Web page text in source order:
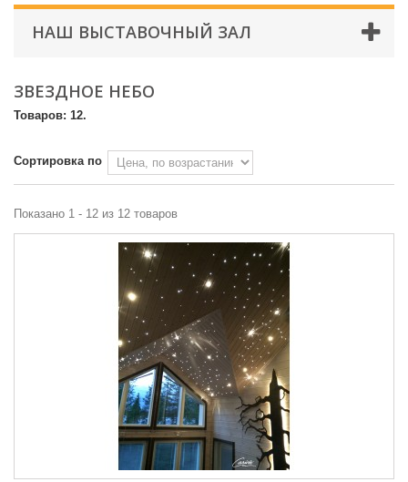
НАШ ВЫСТАВОЧНЫЙ ЗАЛ
ЗВЕЗДНОЕ НЕБО
Товаров: 12.
Сортировка по
Показано 1 - 12 из 12 товаров